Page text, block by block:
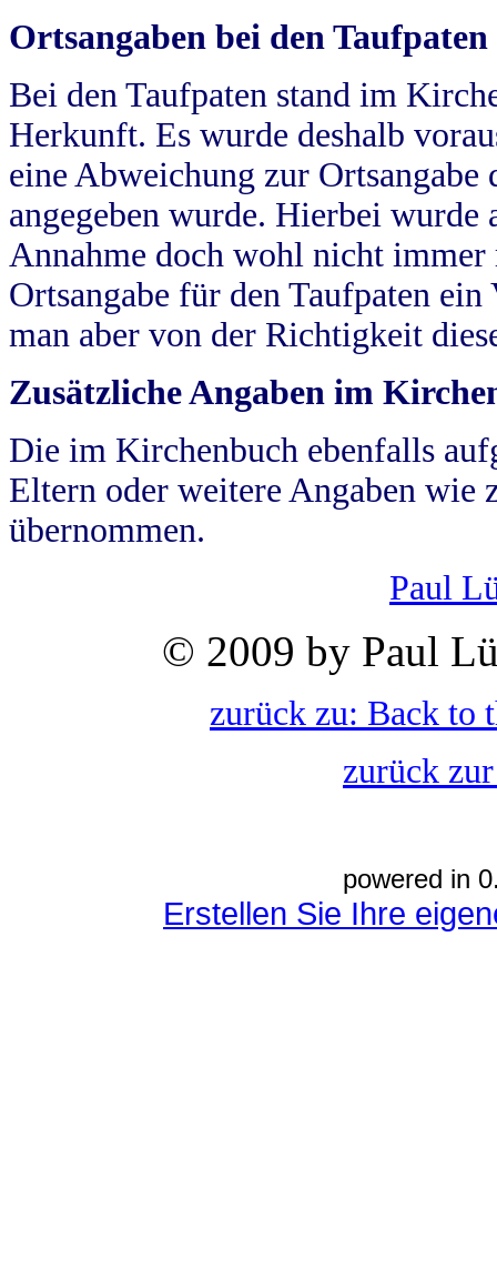
Ortsangaben bei den Taufpaten
Bei den Taufpaten stand im
Herkunft. Es wurde deshalb
eine Abweichung zur
angegeben wurde. Hierbei wurde
Annahme doch wohl nicht
Ortsangabe für den Taufpaten
man aber von der Richtigkeit
Zusätzliche Angaben im
Die im Kirchenbuch ebenfalls
Eltern oder weitere Angaben wie
übernommen.
Paul
© 2009 by Paul
zurück zu: Back to
zurück
powered in
Erstellen Sie Ihre